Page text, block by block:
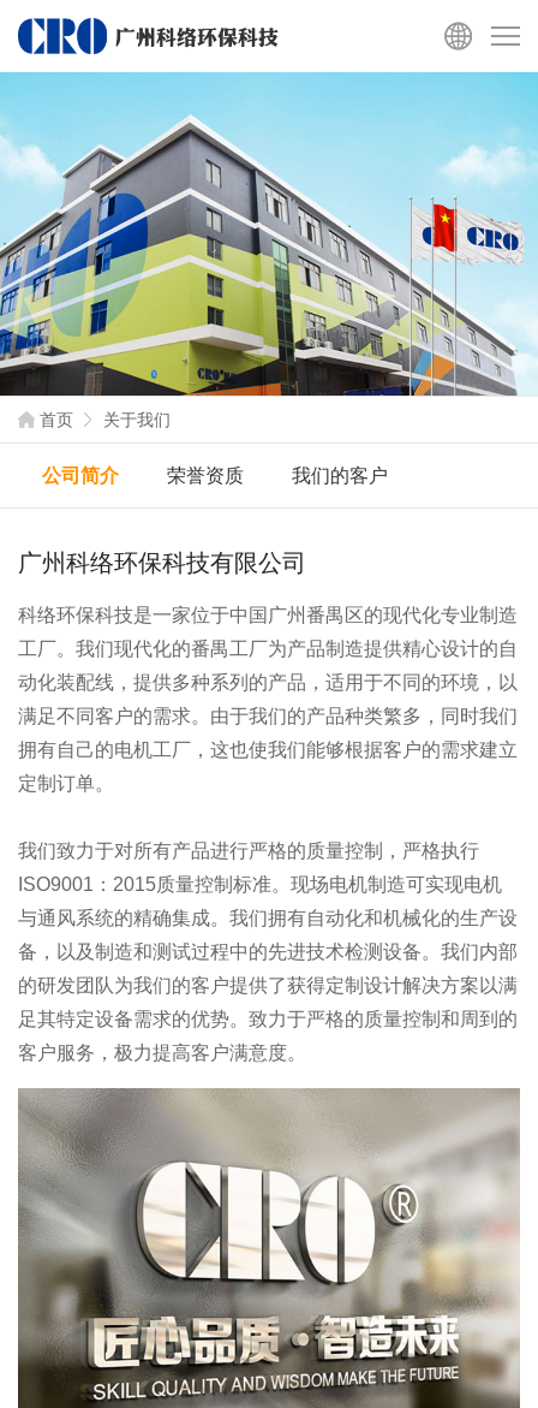
首页 关于我们
公司简介 荣誉资质 我们的客户
广州科络环保科技有限公司
科络环保科技是一家位于中国广州番禺区的现代化专业制造
工厂。我们现代化的番禺工厂为产品制造提供精心设计的自
动化装配线，提供多种系列的产品，适用于不同的环境，以
满足不同客户的需求。由于我们的产品种类繁多，同时我们
拥有自己的电机工厂，这也使我们能够根据客户的需求建立
定制订单。
我们致力于对所有产品进行严格的质量控制，严格执行
ISO9001：2015质量控制标准。现场电机制造可实现电机
与通风系统的精确集成。我们拥有自动化和机械化的生产设
备，以及制造和测试过程中的先进技术检测设备。我们内部
的研发团队为我们的客户提供了获得定制设计解决方案以满
足其特定设备需求的优势。致力于严格的质量控制和周到的
客户服务，极力提高客户满意度。